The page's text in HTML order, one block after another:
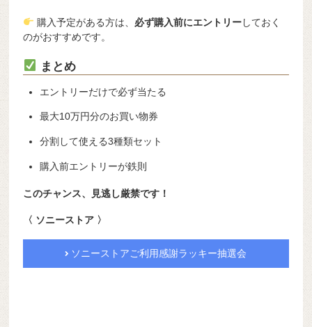
購入予定がある方は、 必ず購入前にエントリーしておく
のがおすすめです。
まとめ
エントリーだけで必ず当たる
最大10万円分のお買い物券
分割して使える3種類セット
購入前エントリーが鉄則
このチャンス、見逃し厳禁です！
〈 ソニーストア 〉
ソニーストアご利用感謝ラッキー抽選会